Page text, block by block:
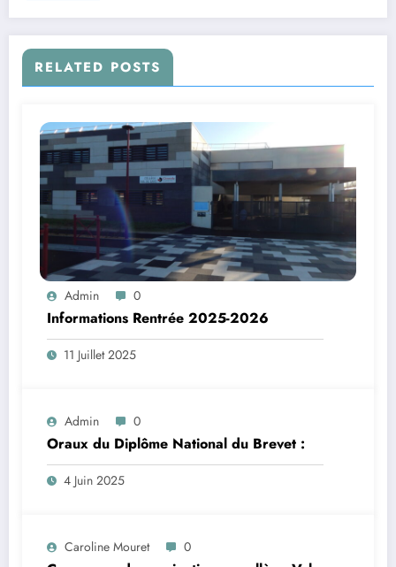
RELATED POSTS
Admin 0
Informations Rentrée 2025-2026
11 Juillet 2025
Admin 0
Oraux du Diplôme National du Brevet :
4 Juin 2025
Caroline Mouret 0